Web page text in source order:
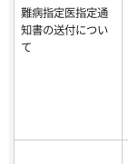
難病指定医指定通
知書の送付につい
て